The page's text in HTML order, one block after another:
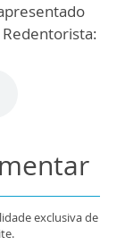
exclusiva de